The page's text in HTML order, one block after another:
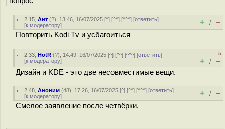
2.15 ,Ант (?), 13:46, 16/07/2025 [^] [^^] [^^^] [ответить]
[к модератору] + / –
Повторить Kodi Tv и усбагоиться
2.33 ,HotR (?), 14:49, 16/07/2025 [^] [^^] [^^^] [ответить]
[к модератору]
–5
+ / –
Дизайн и KDE - это две несовместимые вещи.
2.48 ,Аноним (48), 17:26, 16/07/2025 [^] [^^] [^^^] [ответить]
[к модератору] + / –
Смелое заявление после четвёрки.